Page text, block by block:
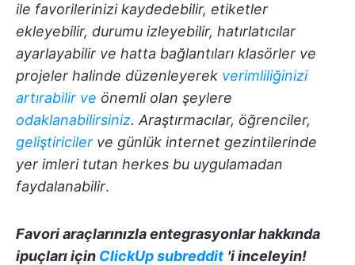
ile favorilerinizi kaydedebilir, etiketler
ekleyebilir, durumu izleyebilir, hatırlatıcılar
ayarlayabilir ve hatta bağlantıları klasörler ve
projeler halinde düzenleyerek verimliliğinizi
artırabilir ve önemli olan şeylere
odaklanabilirsiniz. Araştırmacılar, öğrenciler,
geliştiriciler ve günlük internet gezintilerinde
yer imleri tutan herkes bu uygulamadan
faydalanabilir.
Favori araçlarınızla entegrasyonlar hakkında
ipuçları için ClickUp subreddit 'i inceleyin!